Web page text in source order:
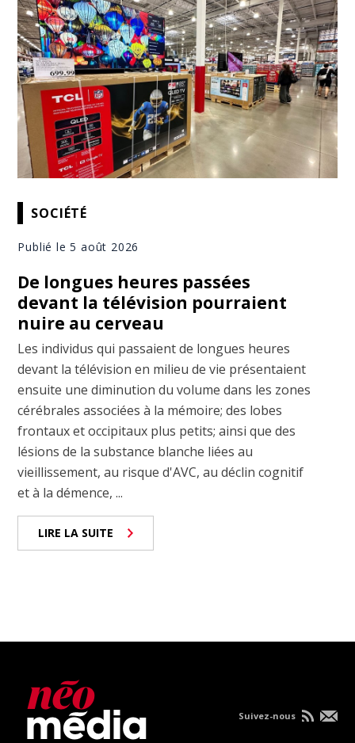
SOCIÉTÉ
Publié le 5 août 2026
De longues heures passées
devant la télévision pourraient
nuire au cerveau
Les individus qui passaient de longues heures
devant la télévision en milieu de vie présentaient
ensuite une diminution du volume dans les zones
cérébrales associées à la mémoire; des lobes
frontaux et occipitaux plus petits; ainsi que des
lésions de la substance blanche liées au
vieillissement, au risque d'AVC, au déclin cognitif
et à la démence, ...
LIRE LA SUITE
Suivez-nous